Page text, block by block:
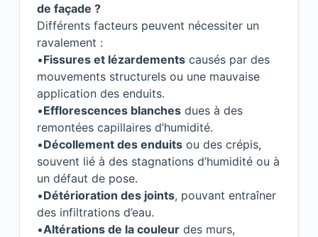
de façade ?
Différents facteurs peuvent nécessiter un
ravalement :
•Fissures et lézardements causés par des
mouvements structurels ou une mauvaise
application des enduits.
•Efflorescences blanches dues à des
remontées capillaires d’humidité.
•Décollement des enduits ou des crépis,
souvent lié à des stagnations d’humidité ou à
un défaut de pose.
•Détérioration des joints, pouvant entraîner
des infiltrations d’eau.
•Altérations de la couleur des murs,